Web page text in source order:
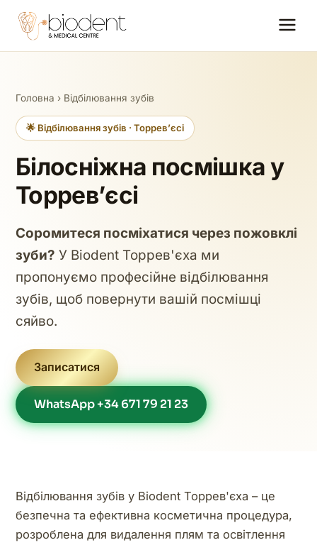
Головна › Відбілювання зубів
🌟 Відбілювання зубів · Торревʼєсі
Білосніжна посмішка у
Торревʼєсі
Соромитеся посміхатися через пожовклі
зуби? У Biodent Торрев'єха ми
пропонуємо професійне відбілювання
зубів, щоб повернути вашій посмішці
сяйво.
Записатися
WhatsApp +34 671 79 21 23
Відбілювання зубів у Biodent Торрев'єха – це
безпечна та ефективна косметична процедура,
розроблена для видалення плям та освітлення